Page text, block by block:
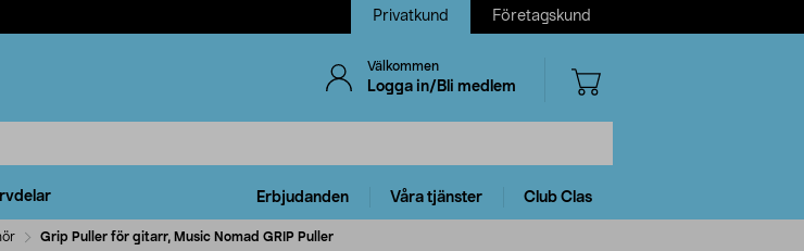
Privatkund Företagskund
Välkommen
Logga in/Bli medlem
Erbjudanden Våra tjänster Club Clas
Grip Puller för gitarr, Music Nomad GRIP Puller